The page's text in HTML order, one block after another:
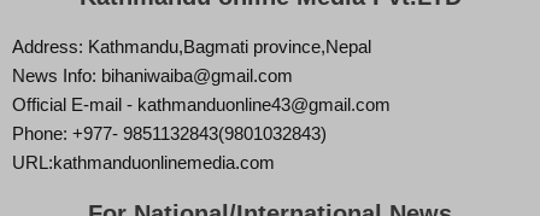
Address: Kathmandu,Bagmati province,Nepal
News Info: bihaniwaiba@gmail.com
Official E-mail - kathmanduonline43@gmail.com
Phone: +977- 9851132843(9801032843)
URL:kathmanduonlinemedia.com